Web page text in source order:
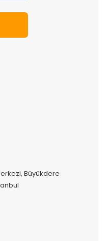
Büyükdere